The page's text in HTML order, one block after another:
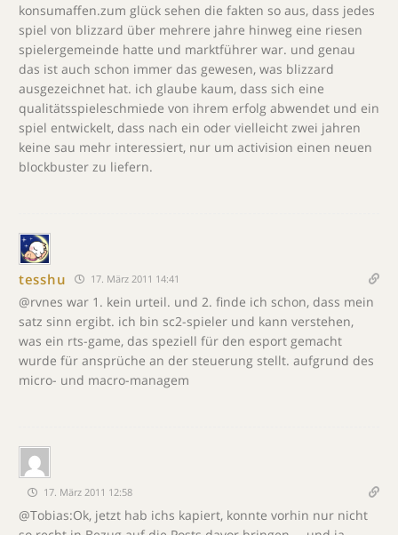
konsumaffen.zum glück sehen die fakten so aus, dass jedes
spiel von blizzard über mehrere jahre hinweg eine riesen
spielergemeinde hatte und marktführer war. und genau
das ist auch schon immer das gewesen, was blizzard
ausgezeichnet hat. ich glaube kaum, dass sich eine
qualitätsspieleschmiede von ihrem erfolg abwendet und ein
spiel entwickelt, dass nach ein oder vielleicht zwei jahren
keine sau mehr interessiert, nur um activision einen neuen
blockbuster zu liefern.
tesshu 17. März 2011 14:41
@rvnes war 1. kein urteil. und 2. finde ich schon, dass mein
satz sinn ergibt. ich bin sc2-spieler und kann verstehen,
was ein rts-game, das speziell für den esport gemacht
wurde für ansprüche an der steuerung stellt. aufgrund des
micro- und macro-managem
17. März 2011 12:58
@Tobias:Ok, jetzt hab ichs kapiert, konnte vorhin nur nicht